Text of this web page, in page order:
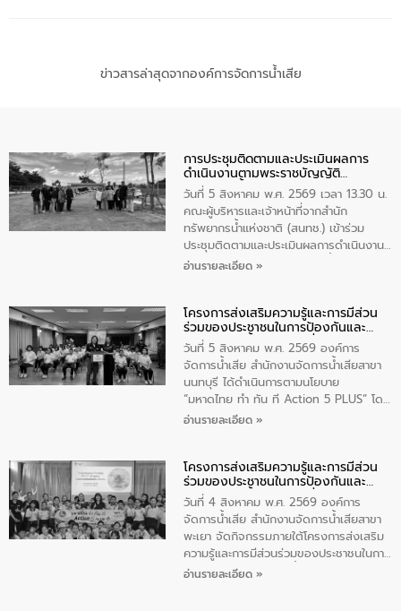
ข่าวสารล่าสุดจากองค์การจัดการน้ำเสีย
การประชุมติดตามและประเมินผลการ
ดำเนินงานตามพระราชบัญญัติ
ทรัพยากรน้ำ พ.ศ. 2561 ประจำ
ปีงบประมาณ พ.ศ. 2569
วันที่ 5 สิงหาคม พ.ศ. 2569 เวลา 13.30 น.
คณะผู้บริหารและเจ้าหน้าที่จากสำนัก
ทรัพยากรน้ำแห่งชาติ (สนทช.) เข้าร่วม
ประชุมติดตามและประเมินผลการดำเนินงาน
ตามพระราชบัญญัติทรัพยากรน้ำ พ.ศ. 2561
วัดสิงห์ จังหวัดชัยนาท โดยมีนายแสงชัย
สุขชื่น นายกเทศมนตรีตำบลวัดสิงห์ คณะผู้
บริหารเทศบาลตำบลวัดสิงห์ ผู้นำชุมชน และ
ประชาชนในพื้นที่เทศบาลตำบลวัดสิงก์ที่มี
ส่วนได้ส่วนเสียในโครงก่อสร้างศูนย์บริหาร
จัดการคุณภาพน้ำเทศบาลตำบลวัดสิงห์
จังหวัดชัยนาท ให้การต้อนรับ
อ่านรายละเอียด »
โครงการส่งเสริมความรู้และการมีส่วน
ร่วมของประชาชนในการป้องกันและ
แก้ไขปัญหาน้ำเสียอย่างยั่งยืน
วันที่ 5 สิงหาคม พ.ศ. 2569 องค์การ
จัดการน้ำเสีย สำนักงานจัดการน้ำเสียสาขา
นนทบุรี ได้ดำเนินการตามนโยบาย
“มหาดไทย ทำ ทัน ที Action 5 PLUS” โดย
จัดโครงการส่งเสริมความรู้และการมีส่วน
“ชุมชนร่วมใจ น้ำใสยั่งยืน” ได้บรรยายให้
ความรู้เกี่ยวกับการจัดการน้ำเสียและการใช้
ถังดักไขมันให้แก่นักเรียนโรงเรียนวัดบ่อ
(นันทวิทยา) เทศบาลนครปากเกร็ด อำเภอ
ปากเกร็ด จังหวัดนนทบุรี จำนวน 30 คน
อ่านรายละเอียด »
โครงการส่งเสริมความรู้และการมีส่วน
ร่วมของประชาชนในการป้องกันและ
แก้ไขปัญหาน้ำเสียอย่างยั่งยืน
วันที่ 4 สิงหาคม พ.ศ. 2569 องค์การ
จัดการน้ำเสีย สำนักงานจัดการน้ำเสียสาขา
พะเยา จัดกิจกรรมภายใต้โครงการส่งเสริม
ความรู้และการมีส่วนร่วมของประชาชนในการ
ป้องกันและแก้ไขปัญหาน้ำเสียอย่างยั่งยืน
อ่านรายละเอียด »